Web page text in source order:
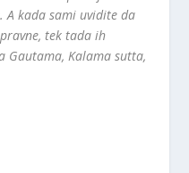
A kada sami uvidite da
tek tada ih
Gautama, Kalama sutta,